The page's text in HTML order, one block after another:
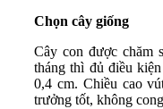
Chọn cây giống
Cây con được chăm
tháng thì đủ điều
0,4 cm. Chiều cao
trưởng tốt, không